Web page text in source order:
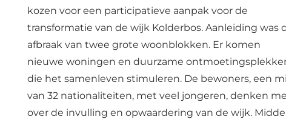
kozen voor een participatieve aanpak voor de
transformatie van de wijk Kolderbos. Aanleiding was
afbraak van twee grote woonblokken. Er komen
nieuwe woningen en duurzame
die het samenleven stimuleren. De bewoners, een
van 32 nationaliteiten, met veel jongeren, denken
over de invulling en opwaardering van de wijk.